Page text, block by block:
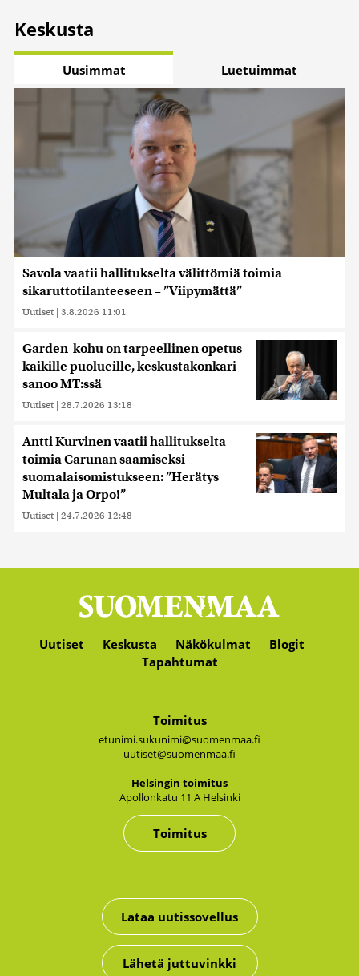
Keskusta
Uusimmat Luetuimmat
Savola vaatii hallitukselta välittömiä toimia
sikaruttotilanteeseen – ”Viipymättä”
Uutiset | 3.8.2026 11:01
Garden-kohu on tarpeellinen opetus
kaikille puolueille, keskustakonkari
sanoo MT:ssä
Uutiset | 28.7.2026 13:18
Antti Kurvinen vaatii hallitukselta
toimia Carunan saamiseksi
suomalaisomistukseen: ”Herätys
Multala ja Orpo!”
Uutiset | 24.7.2026 12:48
Uutiset Keskusta Näkökulmat
Blogit
Tapahtumat
Toimitus
etunimi.sukunimi@suomenmaa.fi
uutiset@suomenmaa.fi
Hel­sin­gin toi­mi­tus
Apol­lon­ka­tu 11 A Hel­sin­ki
Toimitus
Lataa uutissovellus
Lähetä juttuvinkki